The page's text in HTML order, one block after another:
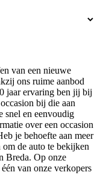
van een nieuwe
ons ruime aanbod
jaar ervaring ben jij bij
bij die aan
snel en eenvoudig
over een occasion
je behoefte aan meer
de auto te bekijken
Breda. Op onze
van onze verkopers